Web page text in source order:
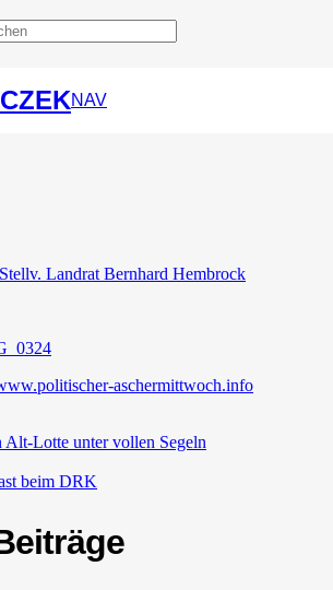
NAV
in
aschermittwoch.info
Lotte unter vollen Segeln
beim DRK